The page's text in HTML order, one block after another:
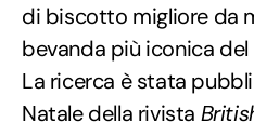
di biscotto migliore da
bevanda più iconica del
La ricerca è stata
Natale della rivista